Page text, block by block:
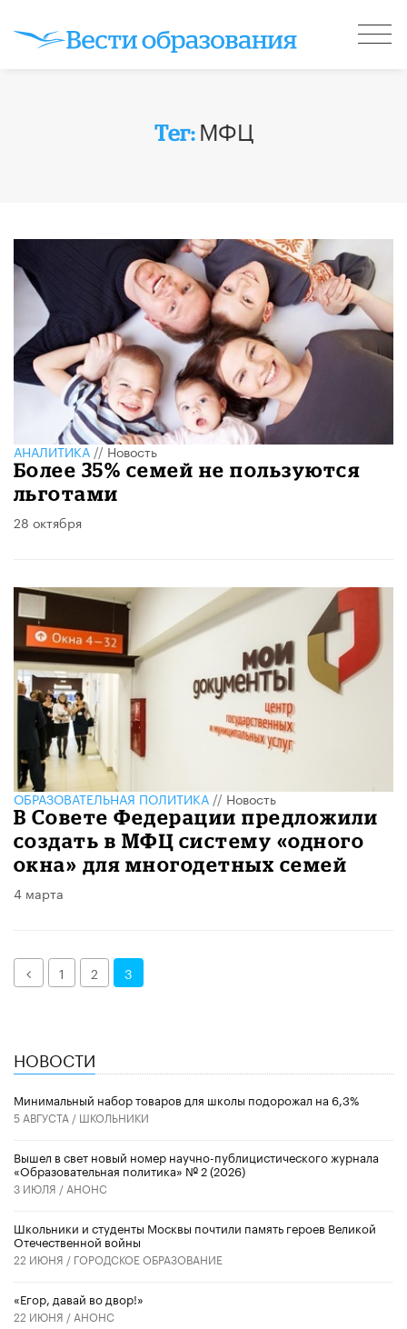
Тег: МФЦ
АНАЛИТИКА//Новость
Более 35% семей не пользуются
льготами
28 октября
ОБРАЗОВАТЕЛЬНАЯ ПОЛИТИКА//Новость
В Совете Федерации предложили
создать в МФЦ систему «одного
окна» для многодетных семей
4 марта
Назад1 2 3
НОВОСТИ
Минимальный набор товаров для школы подорожал на 6,3%
5 АВГУСТА / ШКОЛЬНИКИ
Вышел в свет новый номер научно-публицистического журнала
«Образовательная политика» № 2 (2026)
3 ИЮЛЯ / АНОНС
Школьники и студенты Москвы почтили память героев Великой
Отечественной войны
22 ИЮНЯ / ГОРОДСКОЕ ОБРАЗОВАНИЕ
«Егор, давай во двор!»
22 ИЮНЯ / АНОНС